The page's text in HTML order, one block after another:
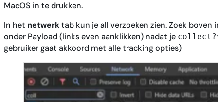
MacOS in te drukken.
In het netwerktab kun je all verzoeken zien. Zoek boven
onder Payload (links even aanklikken) nadat je
gebruiker gaat akkoord met alle tracking opties)